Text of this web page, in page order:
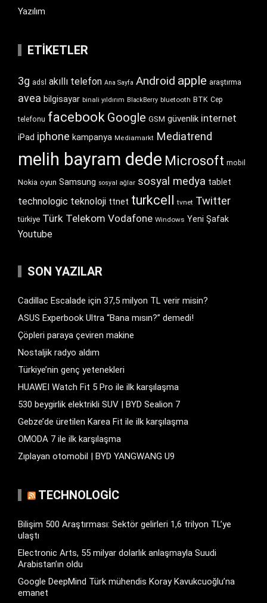
Yazılım
ETIKETLER
3g adsl akıllı telefon Ana Sayfa Android apple araştırma
avea bilgisayar binali yıldırım BlackBerry bluetooth BTK Cep
telefonu facebook Google GSM güvenlik internet
iPad iphone kampanya Mediamarkt Mediatrend
melih bayram dede Microsoft mobil
Nokia oyun Samsung sosyal ağlar sosyal medya tablet
technologic teknoloji ttnet turkcell tvnet Twitter
türkiye Türk Telekom Vodafone Windows Yeni Şafak
Youtube
SON YAZILAR
Cadillac Escalade için 37,5 milyon TL verir misin?
ASUS Experbook Ultra “Bana mısın?” demedi!
Çöpleri paraya çeviren makine
Nostaljik radyo aldım
Türkiye’nin genç yetenekleri
HUAWEI Watch Fit 5 Pro ile ilk karşılaşma
530 beygirlik elektrikli SUV | BYD Sealion 7
Gebze’de üretilen Karea Fit ile ilk karşılaşma
OMODA 7 ile ilk karşılaşma
Zıplayan otomobil | BYD YANGWANG U9
TECHNOLOGIC
Bilişim 500 Araştırması: Sektör gelirleri 1,6 trilyon TL’ye
ulaştı
Electronic Arts, 55 milyar dolarlık anlaşmayla Suudi
Arabistan’ın oldu
Google DeepMind Türk mühendis Koray Kavukcuoğlu’na
emanet